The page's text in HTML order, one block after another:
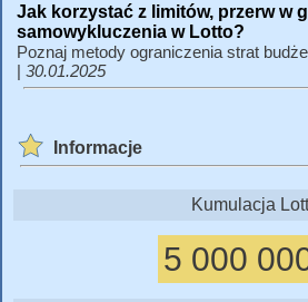
Jak korzystać z limitów, przerw w
samowykluczenia w Lotto?
Poznaj metody ograniczenia strat
| 30.01.2025
Informacje
Kumulacja
5 000